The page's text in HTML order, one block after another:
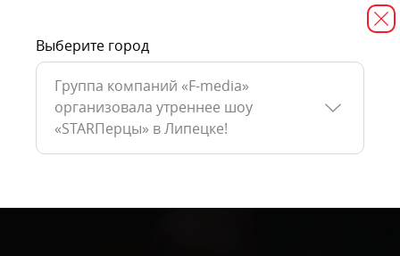
Выберите город
Группа компаний «F-media»
организовала утреннее шоу
«STARПерцы» в Липецке!